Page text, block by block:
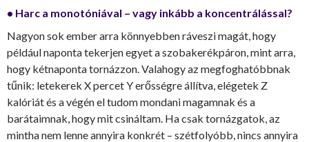
• Harc a monotóniával – vagy inkább a koncentrálással?
Nagyon sok ember arra könnyebben ráveszi magát, hogy
például naponta tekerjen egyet a szobakerékpáron, mint arra,
hogy kétnaponta tornázzon. Valahogy az megfoghatóbbnak
tűnik: letekerek X percet Y erősségre állítva, elégetek Z
kalóriát és a végén el tudom mondani magamnak és a
barátaimnak, hogy mit csináltam. Ha csak tornázgatok, az
mintha nem lenne annyira konkrét – szétfolyóbb, nincs annyira